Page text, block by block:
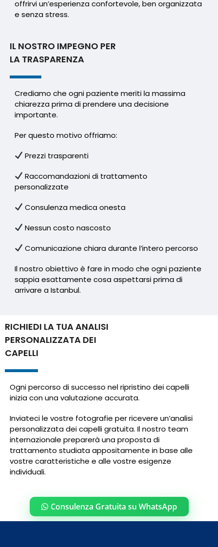
offrirvi un’esperienza confortevole, ben organizzata
e senza stress.
IL NOSTRO IMPEGNO PER
LA TRASPARENZA
Crediamo che ogni paziente meriti la massima
chiarezza prima di prendere una decisione
importante.
Per questo motivo offriamo:
Prezzi trasparenti
Raccomandazioni di trattamento
personalizzate
Consulenza medica onesta
Nessun costo nascosto
Comunicazione chiara durante l’intero percorso
Il nostro obiettivo è fare in modo che ogni paziente
sappia esattamente cosa aspettarsi prima di
arrivare a Istanbul.
RICHIEDI LA TUA ANALISI
PERSONALIZZATA DEI
CAPELLI
Ogni percorso di successo nel ripristino dei capelli
inizia con una valutazione accurata.
Inviateci le vostre fotografie per ricevere un’analisi
personalizzata dei capelli gratuita. Il nostro team
internazionale preparerà una proposta di
trattamento studiata appositamente in base alle
vostre caratteristiche e alle vostre esigenze
individuali.
Consulenza Gratuita su WhatsApp